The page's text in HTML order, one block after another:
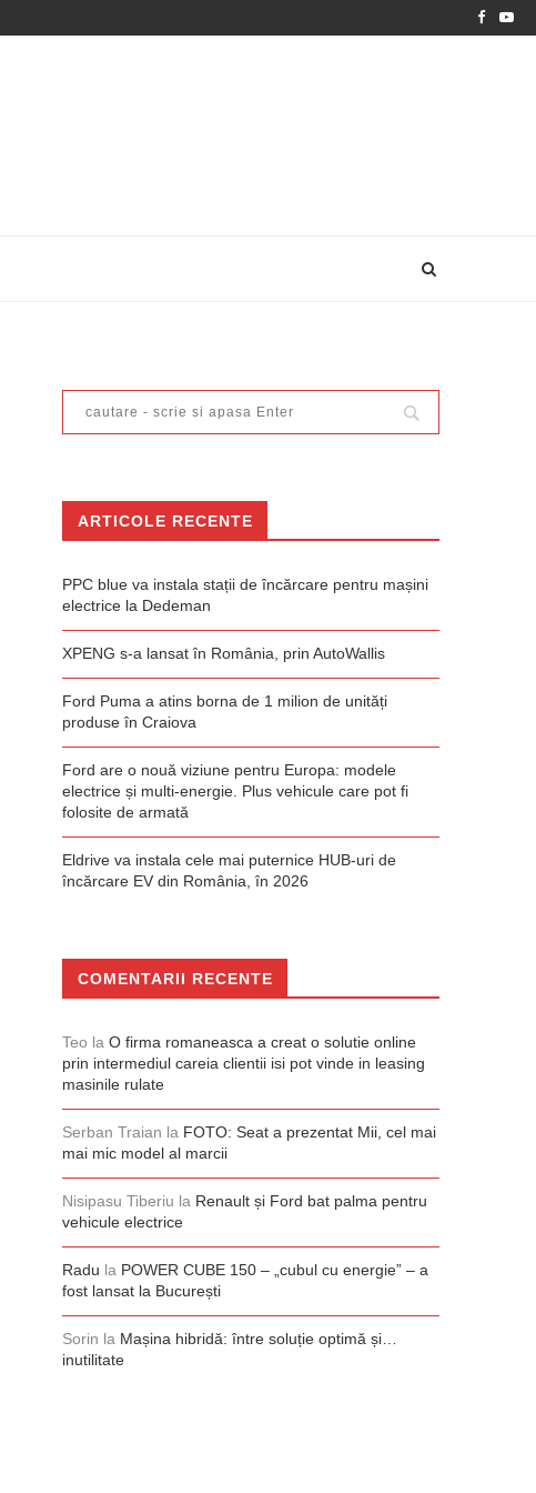
ARTICOLE RECENTE
PPC blue va instala stații de încărcare pentru mașini
electrice la Dedeman
XPENG s-a lansat în România, prin AutoWallis
Ford Puma a atins borna de 1 milion de unități
produse în Craiova
Ford are o nouă viziune pentru Europa: modele
electrice și multi-energie. Plus vehicule care pot fi
folosite de armată
Eldrive va instala cele mai puternice HUB-uri de
încărcare EV din România, în 2026
COMENTARII RECENTE
Teo la O firma romaneasca a creat o solutie online
prin intermediul careia clientii isi pot vinde in leasing
masinile rulate
Serban Traian la FOTO: Seat a prezentat Mii, cel mai
mai mic model al marcii
Nisipasu Tiberiu la Renault și Ford bat palma pentru
vehicule electrice
Radu la POWER CUBE 150 – „cubul cu energie” – a
fost lansat la București
Sorin la Mașina hibridă: între soluție optimă și…
inutilitate